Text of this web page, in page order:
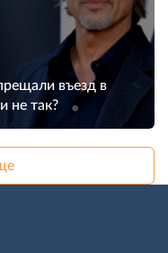
въезд в
не так?